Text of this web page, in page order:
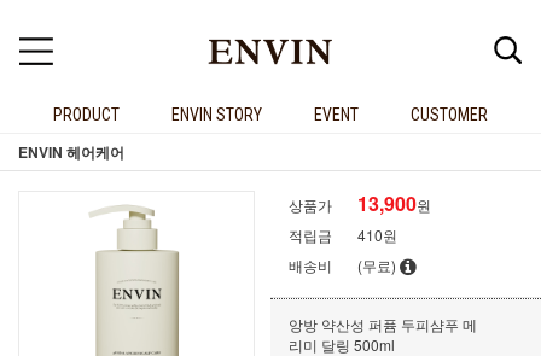
PRODUCT ENVIN STORY EVENT CUSTOMER
ENVIN 헤어케어
상품가 13,900원
적립금
410원
배송비
(무료)
앙방 약산성 퍼퓸 두피샴푸 메
리미 달링 500ml